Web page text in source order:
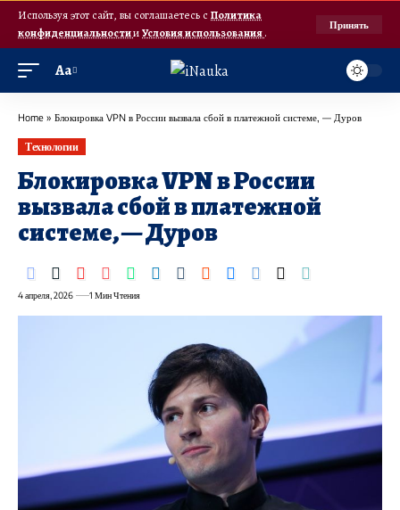
Используя этот сайт, вы соглашаетесь с Политика
конфиденциальностииУсловия использования.
Принять
Аа
Home » Блокировка VPN в России вызвала сбой в платежной системе, — Дуров
Технологии
Блокировка VPN в России
вызвала сбой в платежной
системе, — Дуров
4 апреля, 2026 1 Мин Чтения